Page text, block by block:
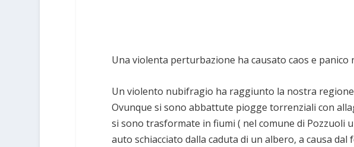
Una violenta perturbazione ha causato caos e panico
Un violento nubifragio ha raggiunto la nostra
Ovunque si sono abbattute piogge torrenziali con
si sono trasformate in fiumi ( nel comune di Pozzuoli
auto schiacciato dalla caduta di un albero, a causa